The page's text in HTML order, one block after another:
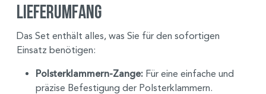
Lieferumfang
Das Set enthält alles, was Sie für den sofortigen
Einsatz benötigen:
Polsterklammern-Zange: Für eine einfache und
präzise Befestigung der Polsterklammern.